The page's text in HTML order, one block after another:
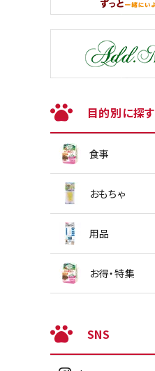
目的別に探す
食事
おもちゃ
用品
お得・特集
SNS